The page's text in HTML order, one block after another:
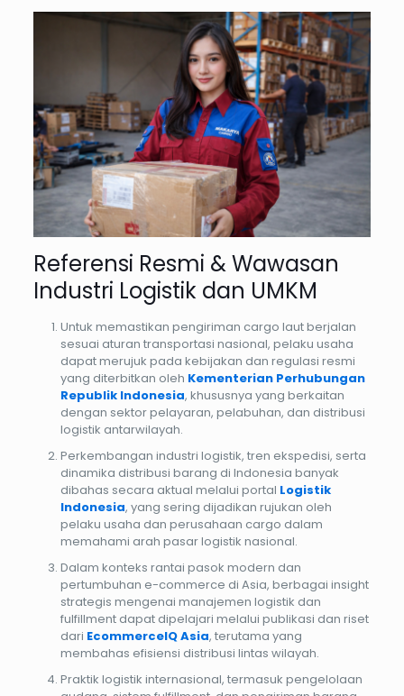
Referensi Resmi & Wawasan
Industri Logistik dan UMKM
Untuk memastikan pengiriman cargo laut berjalan
sesuai aturan transportasi nasional, pelaku usaha
dapat merujuk pada kebijakan dan regulasi resmi
yang diterbitkan oleh Kementerian Perhubungan
Republik Indonesia, khususnya yang berkaitan
dengan sektor pelayaran, pelabuhan, dan distribusi
logistik antarwilayah.
Perkembangan industri logistik, tren ekspedisi, serta
dinamika distribusi barang di Indonesia banyak
dibahas secara aktual melalui portal Logistik
Indonesia, yang sering dijadikan rujukan oleh
pelaku usaha dan perusahaan cargo dalam
memahami arah pasar logistik nasional.
Dalam konteks rantai pasok modern dan
pertumbuhan e-commerce di Asia, berbagai insight
strategis mengenai manajemen logistik dan
fulfillment dapat dipelajari melalui publikasi dan riset
dari EcommerceIQ Asia, terutama yang
membahas efisiensi distribusi lintas wilayah.
Praktik logistik internasional, termasuk pengelolaan